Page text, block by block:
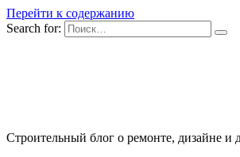
Перейти к содержанию
Search for:
Строительный блог о ремонте, дизайне и